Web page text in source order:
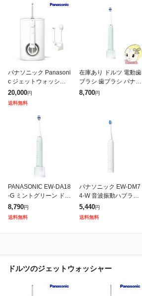
パナソニック Panasoni
c ジェットウォッシャ
ー ドルツ EW-DJ75-W
電動歯ブラシ ハブラシ
歯ブラシ
20,000円
送料無料
在庫あり ドルツ 電動歯
ブラシ 歯ブラシ パナソ
ニック 音波振動ハブラ
8,700円
PANASONIC EW-DA18
-G ミントグリーン ドル
ツ [音波振動ハブラシ]
8,790円
送料無料
パナソニック EW-DM7
4-W 音波振動ハブラシ
ドルツ 高速音波振動で
歯垢を除去 ホワイト
5,440円
送料無料
ドルツのジェットウォッシャー